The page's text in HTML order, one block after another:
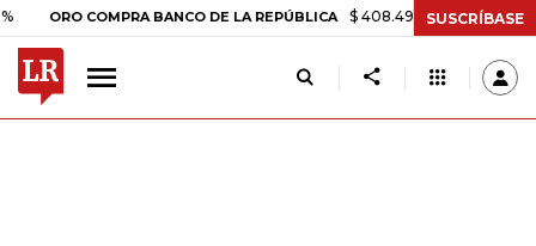
ORO COMPRA BANCO DE LA REPÚBLICA $ 408.498,97 +$ 8.753,81
SUSCRÍBASE